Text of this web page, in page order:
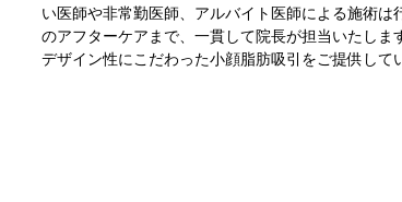
い医師や非常勤医師、アルバイト医師による施術
のアフターケアまで、一貫して院長が担当いたしま
デザイン性にこだわった小顔脂肪吸引をご提供して